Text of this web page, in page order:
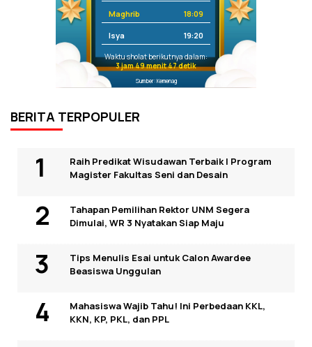
Maghrib 18:09
Isya 19:20
Waktu sholat berikutnya dalam:
3 jam 49 menit 47 detik
Sumber: Kemenag
BERITA TERPOPULER
Raih Predikat Wisudawan Terbaik I Program
Magister Fakultas Seni dan Desain
Tahapan Pemilihan Rektor UNM Segera
Dimulai, WR 3 Nyatakan Siap Maju
Tips Menulis Esai untuk Calon Awardee
Beasiswa Unggulan
Mahasiswa Wajib Tahu! Ini Perbedaan KKL,
KKN, KP, PKL, dan PPL